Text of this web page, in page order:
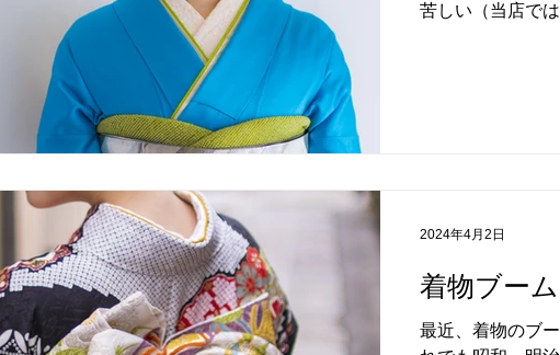
苦しい（当店で
着物ブー
最近、着物のブ
2024年4月2日